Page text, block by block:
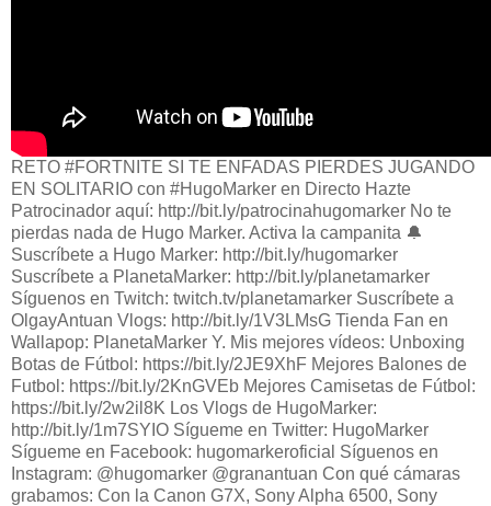
RETO #FORTNITE SI TE ENFADAS PIERDES JUGANDO
EN SOLITARIO con #HugoMarker en Directo Hazte
Patrocinador aquí: http://bit.ly/patrocinahugomarker No te
pierdas nada de Hugo Marker. Activa la campanita 🔔
Suscríbete a Hugo Marker: http://bit.ly/hugomarker
Suscríbete a PlanetaMarker: http://bit.ly/planetamarker
Síguenos en Twitch: twitch.tv/planetamarker Suscríbete a
OlgayAntuan Vlogs: http://bit.ly/1V3LMsG Tienda Fan en
Wallapop: PlanetaMarker Y. Mis mejores vídeos: Unboxing
Botas de Fútbol: https://bit.ly/2JE9XhF Mejores Balones de
Futbol: https://bit.ly/2KnGVEb Mejores Camisetas de Fútbol:
https://bit.ly/2w2il8K Los Vlogs de HugoMarker:
http://bit.ly/1m7SYIO Sígueme en Twitter: HugoMarker
Sígueme en Facebook: hugomarkeroficial Síguenos en
Instagram: @hugomarker @granantuan Con qué cámaras
grabamos: Con la Canon G7X, Sony Alpha 6500, Sony